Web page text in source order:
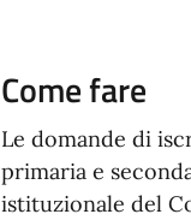
Come fare
Le domande di
primaria e
istituzionale del